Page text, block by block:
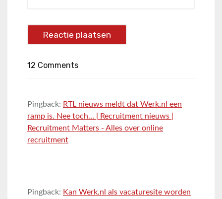
12 Comments
Pingback: RTL nieuws meldt dat Werk.nl een
ramp is. Nee toch… | Recruitment nieuws |
Recruitment Matters - Alles over online
recruitment
Pingback: Kan Werk.nl als vacaturesite worden